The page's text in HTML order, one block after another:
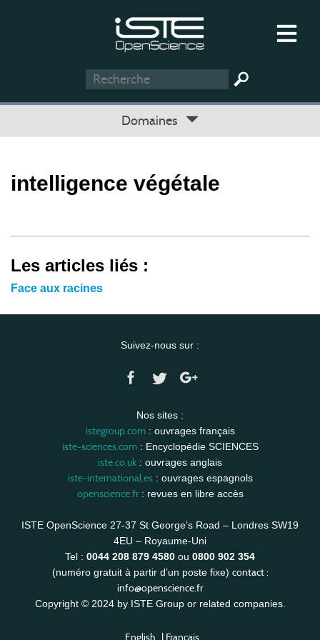
Domaines
intelligence végétale
Les articles liés :
Face aux racines
Suivez-nous sur :
Nos sites :
istegroup.com: ouvrages français
iste-sciences.com: Encyclopédie SCIENCES
iste.co.uk : ouvrages anglais
iste-international.es: ouvrages espagnols
openscience.fr: revues en libre accès
ISTE OpenScience 27-37 St George’s Road – Londres SW19
4EU – Royaume-Uni
Tel : 0044 208 879 4580 ou 0800 902 354
(numéro gratuit à partir d’un poste fixe) contact :
info@openscience.fr
Copyright © 2024 by ISTE Group or related companies.
English | Français